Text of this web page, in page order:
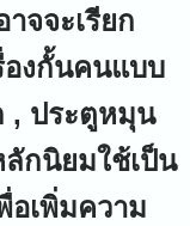
จจะเรียก
องกั้นคนแบบ
, ประตูหมุน
กนิยมใช้เป็น
อเพิ่มความ